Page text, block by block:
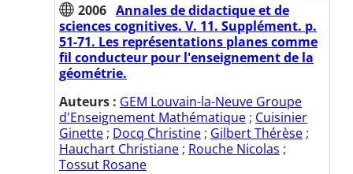
2006 Annales de didactique et de
sciences cognitives. V. 11. Supplément. p.
51-71. Les représentations planes comme
fil conducteur pour l'enseignement de la
géométrie.
Auteurs : GEM Louvain-la-Neuve Groupe
d'Enseignement Mathématique ; Cuisinier
Ginette ; Docq Christine ; Gilbert Thérèse ;
Hauchart Christiane ; Rouche Nicolas ;
Tossut Rosane